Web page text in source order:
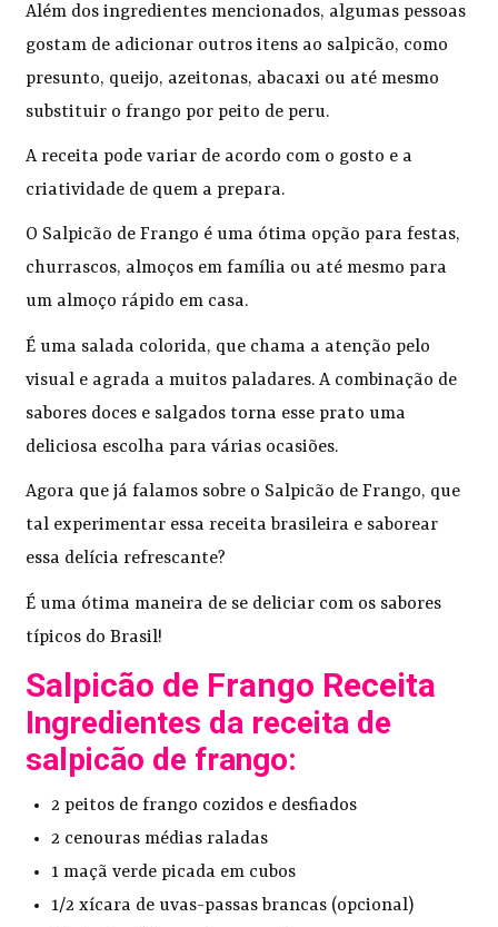
Além dos ingredientes mencionados, algumas pessoas
gostam de adicionar outros itens ao salpicão, como
presunto, queijo, azeitonas, abacaxi ou até mesmo
substituir o frango por peito de peru.
A receita pode variar de acordo com o gosto e a
criatividade de quem a prepara.
O Salpicão de Frango é uma ótima opção para festas,
churrascos, almoços em família ou até mesmo para
um almoço rápido em casa.
É uma salada colorida, que chama a atenção pelo
visual e agrada a muitos paladares. A combinação de
sabores doces e salgados torna esse prato uma
deliciosa escolha para várias ocasiões.
Agora que já falamos sobre o Salpicão de Frango, que
tal experimentar essa receita brasileira e saborear
essa delícia refrescante?
É uma ótima maneira de se deliciar com os sabores
típicos do Brasil!
Salpicão de Frango Receita
Ingredientes da receita de
salpicão de frango:
2 peitos de frango cozidos e desfiados
2 cenouras médias raladas
1 maçã verde picada em cubos
1/2 xícara de uvas-passas brancas (opcional)